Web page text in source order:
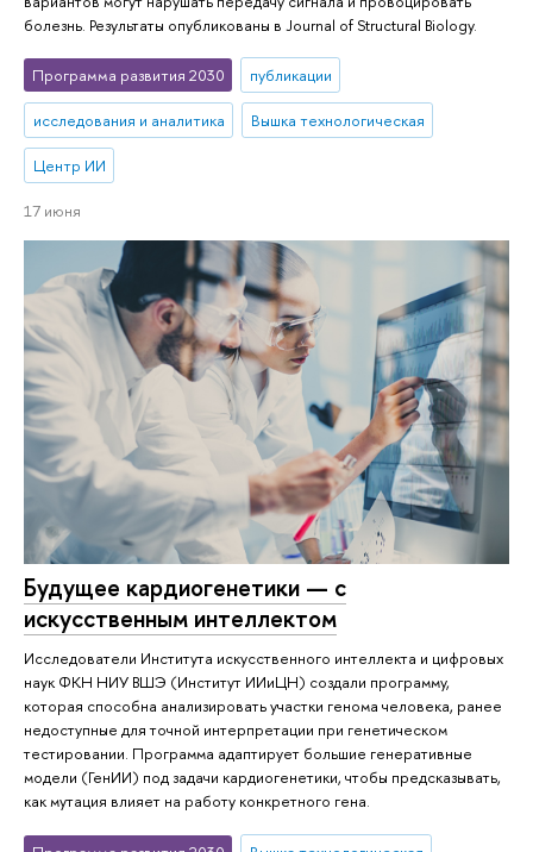
болезнь. Результаты опубликованы в Journal of Structural Biology.
Программа развития 2030 публикации
исследования и аналитика Вышка технологическая
Центр ИИ
17 июня
Будущее кардиогенетики — с
искусственным интеллектом
Исследователи Института искусственного интеллекта и цифровых
наук ФКН НИУ ВШЭ (Институт ИИиЦН) создали программу,
которая способна анализировать участки генома человека, ранее
недоступные для точной интерпретации при генетическом
тестировании. Программа адаптирует большие генеративные
модели (ГенИИ) под задачи кардиогенетики, чтобы предсказывать,
как мутация влияет на работу конкретного гена.